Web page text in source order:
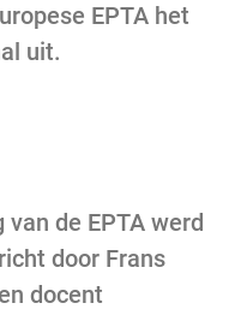
EPTA het
uit.
de EPTA werd
door Frans
docent